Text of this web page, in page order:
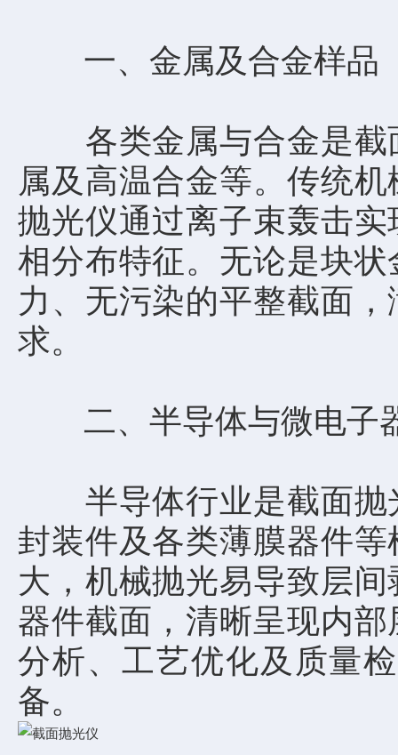
一、金属及合金样品
各类金属与合金是截
属及高温合金等。传统
抛光仪通过离子束轰击
相分布特征。无论是块
力、无污染的平整截面
求。
二、半导体与微电子
半导体行业是截面抛
封装件及各类薄膜器件
大，机械抛光易导致层
器件截面，清晰呈现内
分析、工艺优化及质量
备。